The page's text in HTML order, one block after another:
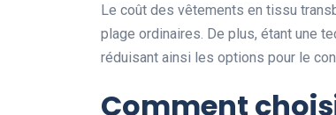
Le coût des vêtements en tissu
plage ordinaires. De plus, étant une
réduisant ainsi les options pour le
Comment